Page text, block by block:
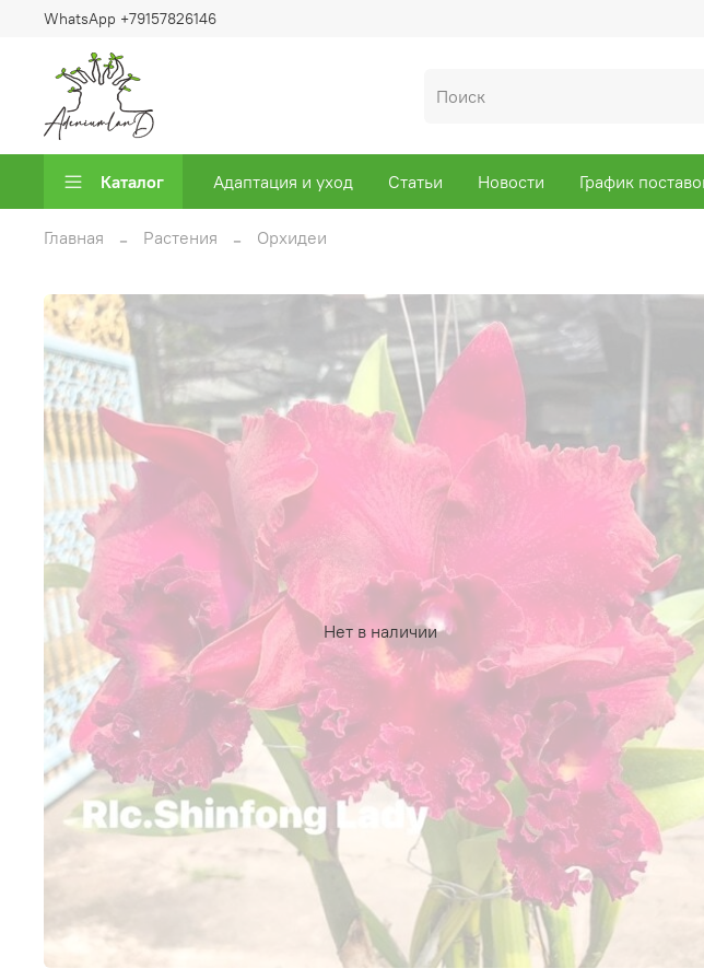
WhatsApp +79157826146
Каталог Адаптация и уход Статьи Новости График
Главная Растения Орхидеи
Нет в наличии